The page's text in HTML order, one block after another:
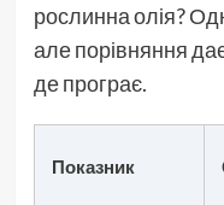
рослинна олія?
але порівняння
де програє.
Показник